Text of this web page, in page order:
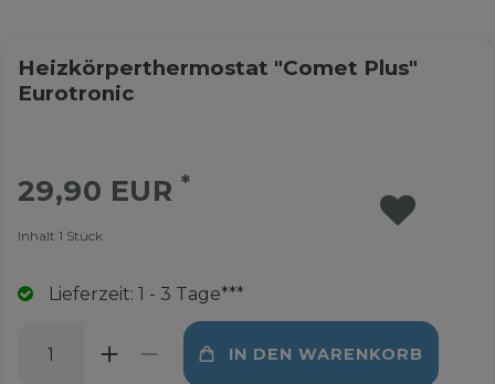
Heizkörperthermostat "Comet Plus"
Eurotronic
29,90 EUR *
Inhalt 1 Stück
Lieferzeit: 1 - 3 Tage***
IN DEN WARENKORB